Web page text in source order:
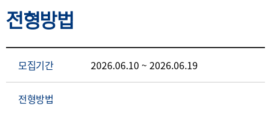
전형방법
모집기간 2026.06.10 ~ 2026.06.19
전형방법